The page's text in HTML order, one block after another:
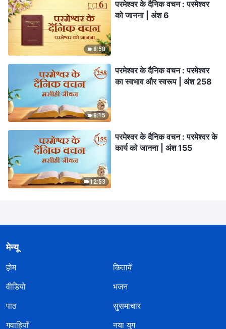
8:58
परमेश्वर के दैनिक वचन : परमेश्वर
को जानना | अंश 6
8:15
परमेश्वर के दैनिक वचन : परमेश्वर
का स्वभाव और स्वरूप | अंश 258
12:53
परमेश्वर के दैनिक वचन : परमेश्वर के
कार्य को जानना | अंश 155
मेन्यू
होम
किताबें
वीडियो
भजन
पाठ
सुसमाचार
गवाहियाँ
नया युग